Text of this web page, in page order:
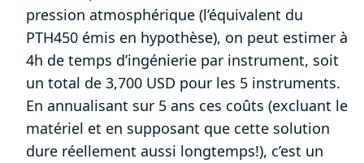
pression atmosphérique (l’équivalent du
PTH450 émis en hypothèse), on peut estimer à
4h de temps d’ingénierie par instrument, soit
un total de 3,700 USD pour les 5 instruments.
En annualisant sur 5 ans ces coûts (excluant le
matériel et en supposant que cette solution
dure réellement aussi longtemps!), c’est un